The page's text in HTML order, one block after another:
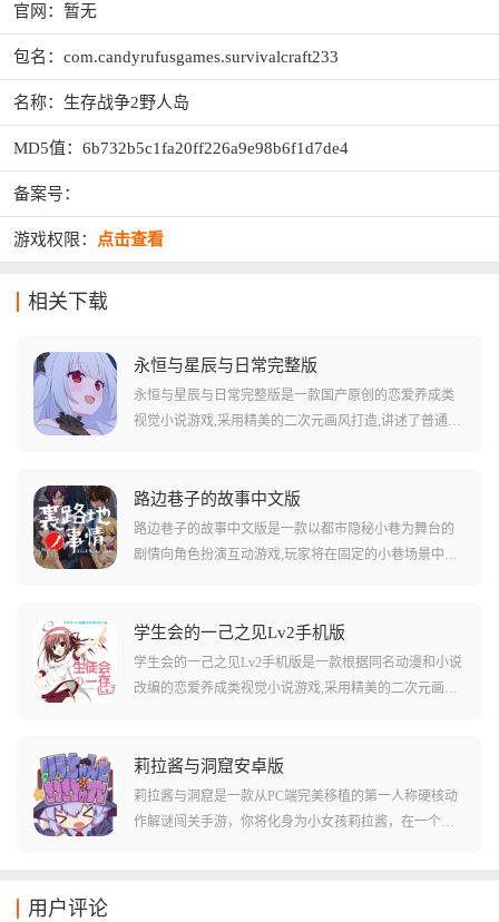
官网：暂无
包名：com.candyrufusgames.survivalcraft233
名称：生存战争2野人岛
MD5值：6b732b5c1fa20ff226a9e98b6f1d7de4
备案号：
游戏权限： 点击查看
相关下载
永恒与星辰与日常完整版
永恒与星辰与日常完整版是一款国产原创的恋爱养成类
视觉小说游戏,采用精美的二次元画风打造,讲述了普通男
要通过不断做出选择来推动剧情发展,每个关键选项都会
影响故事走向和角色好感度。游戏中包含血族大小姐和
魔女少女两位性格迥异的女主角,每位角色都有专属的中
多周目体验,让玩家能够充分探索每一条故事线。
路边巷子的故事中文版
路边巷子的故事中文版是一款以都市隐秘小巷为舞台的
剧情向角色扮演互动游戏,玩家将在固定的小巷场景中通
他们都有着各自的秘密,玩家通过与性格鲜明的角色交流
互动,解开谜题,推动剧情线发展。游戏采用二次元画风,搭
载精美手绘画面与沉浸音效,包含大量分支结局及隐藏收
学生会的一己之见Lv2手机版
学生会的一己之见Lv2手机版是一款根据同名动漫和小说
改编的恋爱养成类视觉小说游戏,采用精美的二次元画风
性格各异的美丽女生共同在学生会中工作,通过日常互动
和对话选择来推动剧情发展。游戏加入了独特的卡片收
集系统,玩家需要通过收集卡片来开启角色CG,体验不同
莉拉酱与洞窟安卓版
莉拉酱与洞窟是一款从PC端完美移植的第一人称硬核动
作解谜闯关手游，你将化身为小女孩莉拉酱，在一个未
用户评论